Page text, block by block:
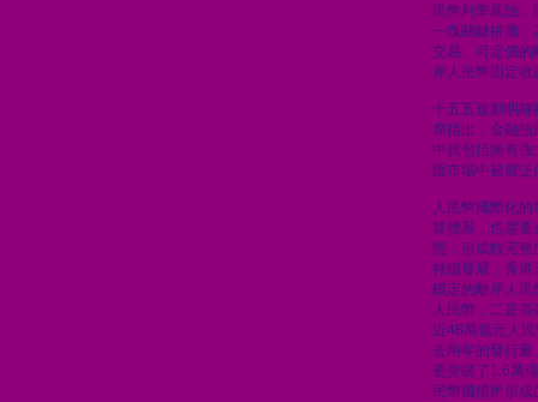
民幣利率風險
一塊關鍵拼圖：
交易、可定價的
岸人民幣固定
十五五規劃明確
席指出，金融
中就包括擁有強
匯市場中被廣
人民幣國際化
算體系，也需要
態，形成較完整
持續發展，香港
穩定的離岸人
人民幣；二是
近48萬億元人
去兩年的發行
更突破了1.6萬
民幣國債所形